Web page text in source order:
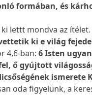
formában, és
lettt mondva az
ki e világ
4,6-ban:6 Isten
ő gyújtott
ismerete
oda figyelünk, a